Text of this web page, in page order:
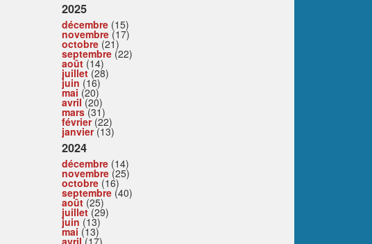
2025
décembre (15)
novembre (17)
octobre (21)
septembre (22)
août (14)
juillet(28)
juin (16)
mai (20)
avril(20)
mars(31)
février(22)
janvier(13)
2024
décembre (14)
novembre (25)
octobre (16)
septembre (40)
août (25)
juillet(29)
juin (13)
mai (13)
avril(17)